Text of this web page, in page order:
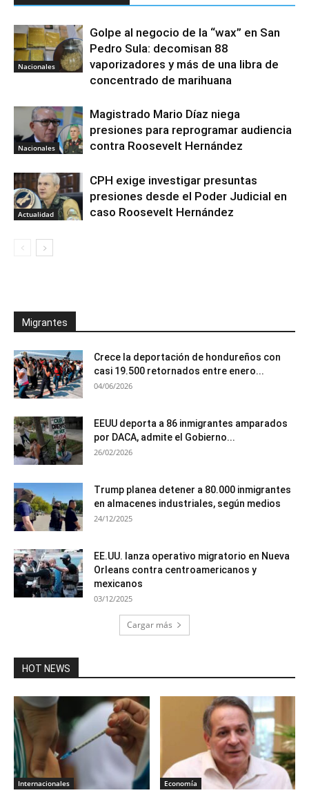
Nacionales
Golpe al negocio de la “wax” en San
Pedro Sula: decomisan 88
vaporizadores y más de una libra de
concentrado de marihuana
Nacionales
Magistrado Mario Díaz niega
presiones para reprogramar audiencia
contra Roosevelt Hernández
Actualidad
CPH exige investigar presuntas
presiones desde el Poder Judicial en
caso Roosevelt Hernández
Migrantes
Crece la deportación de hondureños con
casi 19.500 retornados entre enero...
04/06/2026
EEUU deporta a 86 inmigrantes amparados
por DACA, admite el Gobierno...
26/02/2026
Trump planea detener a 80.000 inmigrantes
en almacenes industriales, según medios
24/12/2025
EE.UU. lanza operativo migratorio en Nueva
Orleans contra centroamericanos y
mexicanos
03/12/2025
Cargar más
HOT NEWS
Internacionales Economía